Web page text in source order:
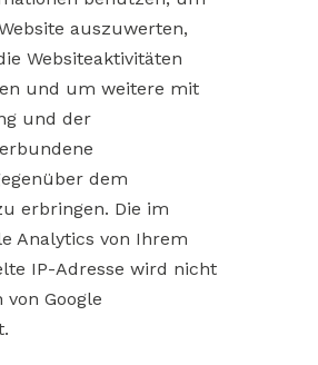
auszuwerten,
Websiteaktivitäten
und um weitere mit
und der
dem
erbringen. Die im
Analytics von Ihrem
IP-Adresse wird nicht
Google